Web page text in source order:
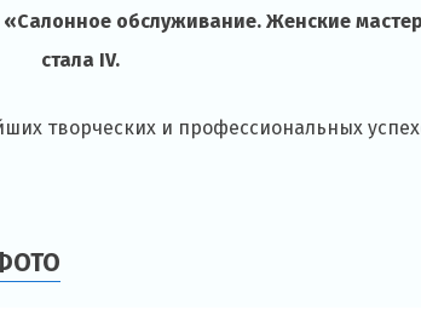
обслуживание. Женские
стала IV.
творческих и профессиональных